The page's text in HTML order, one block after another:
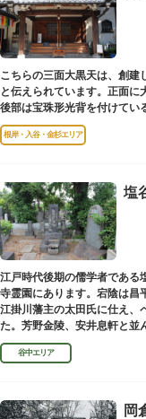
こちらの三面大黒天は、創建
と伝えられています。正面に
後部は宝珠形光背を付けてい
根岸・入谷・金杉エリア
塩
江戸時代後期の儒学者である
寺霊園にあります。宕陰は昌
江掛川藩主の太田氏に仕え、
た。芳野金陵、安井息軒と並
授として多くの文人を育て、
谷中エリア
岡